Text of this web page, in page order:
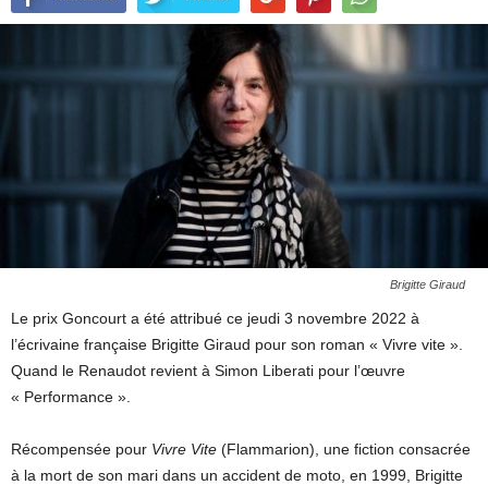
Brigitte Giraud
Le prix Goncourt a été attribué ce jeudi 3 novembre 2022 à
l’écrivaine française Brigitte Giraud pour son roman « Vivre vite ».
Quand le Renaudot revient à Simon Liberati pour l’œuvre
« Performance ».
Récompensée pour Vivre Vite (Flammarion), une fiction consacrée
à la mort de son mari dans un accident de moto, en 1999, Brigitte